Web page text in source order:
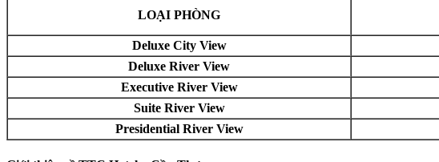
LOẠI PHÒNG
Deluxe City View
Deluxe River View
Executive River View
Suite River View
Presidential River View